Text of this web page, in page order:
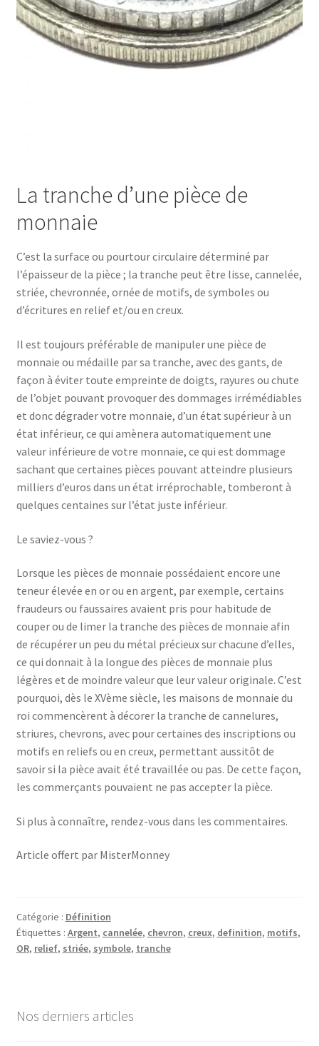
La tranche d’une pièce de
monnaie
C’est la surface ou pourtour circulaire déterminé par
l’épaisseur de la pièce ; la tranche peut être lisse, cannelée,
striée, chevronnée, ornée de motifs, de symboles ou
d’écritures en relief et/ou en creux.
Il est toujours préférable de manipuler une pièce de
monnaie ou médaille par sa tranche, avec des gants, de
façon à éviter toute empreinte de doigts, rayures ou chute
de l’objet pouvant provoquer des dommages irrémédiables
et donc dégrader votre monnaie, d’un état supérieur à un
état inférieur, ce qui amènera automatiquement une
valeur inférieure de votre monnaie, ce qui est dommage
sachant que certaines pièces pouvant atteindre plusieurs
milliers d’euros dans un état irréprochable, tomberont à
quelques centaines sur l’état juste inférieur.
Le saviez-vous ?
Lorsque les pièces de monnaie possédaient encore une
teneur élevée en or ou en argent, par exemple, certains
fraudeurs ou faussaires avaient pris pour habitude de
couper ou de limer la tranche des pièces de monnaie afin
de récupérer un peu du métal précieux sur chacune d’elles,
ce qui donnait à la longue des pièces de monnaie plus
légères et de moindre valeur que leur valeur originale. C’est
pourquoi, dès le XVème siècle, les maisons de monnaie du
roi commencèrent à décorer la tranche de cannelures,
striures, chevrons, avec pour certaines des inscriptions ou
motifs en reliefs ou en creux, permettant aussitôt de
savoir si la pièce avait été travaillée ou pas. De cette façon,
les commerçants pouvaient ne pas accepter la pièce.
Si plus à connaître, rendez-vous dans les commentaires.
Article offert par MisterMonney
Catégorie : Définition
Étiquettes : Argent, cannelée, chevron, creux, definition, motifs,
OR, relief, striée, symbole, tranche
Nos derniers articles